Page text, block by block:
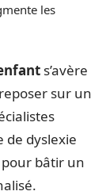
les
s’avère
sur un
de dyslexie
bâtir un